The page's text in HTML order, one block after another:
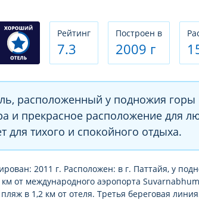
Рeйтинг
7.3
Построен в
2009 г
расположенный у подножия
и прекрасное расположение для
для тихого и спокойного отдыха.
2011 г. Расположен: в г. Паттайя, у
от международного аэропорта
в 1,2 км от отеля. Третья береговая